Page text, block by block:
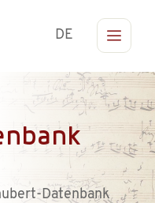
DE
Datenbank